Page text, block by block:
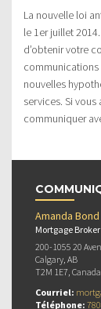
La nouvelle loi
le 1er juillet
d’obtenir votre
nouvelles
services. Si
communiquer
Amanda Bond
Mortgage Broker
200-1055 20
Calgary, AB
T2M 1E7, Canada
Courriel:
Téléphone: